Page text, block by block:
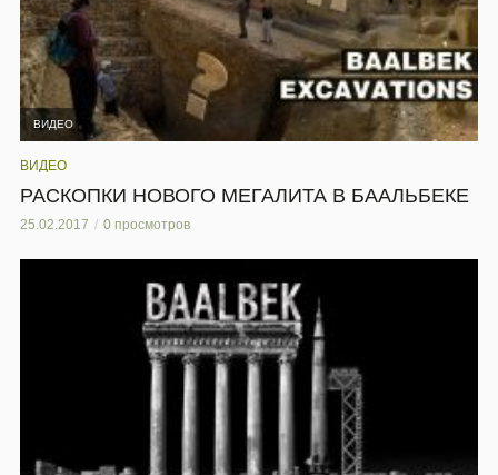
ВИДЕО
ВИДЕО
РАСКОПКИ НОВОГО МЕГАЛИТА В БААЛЬБЕКЕ
25.02.2017 0 просмотров